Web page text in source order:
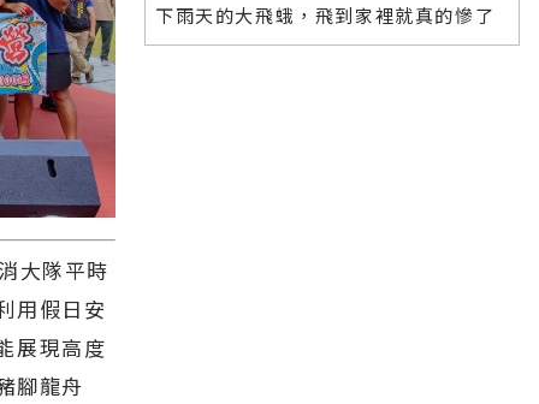
大隊平時
用假日安
展現高度
腳龍舟
下雨天的大飛蛾，飛到家裡就真的慘了